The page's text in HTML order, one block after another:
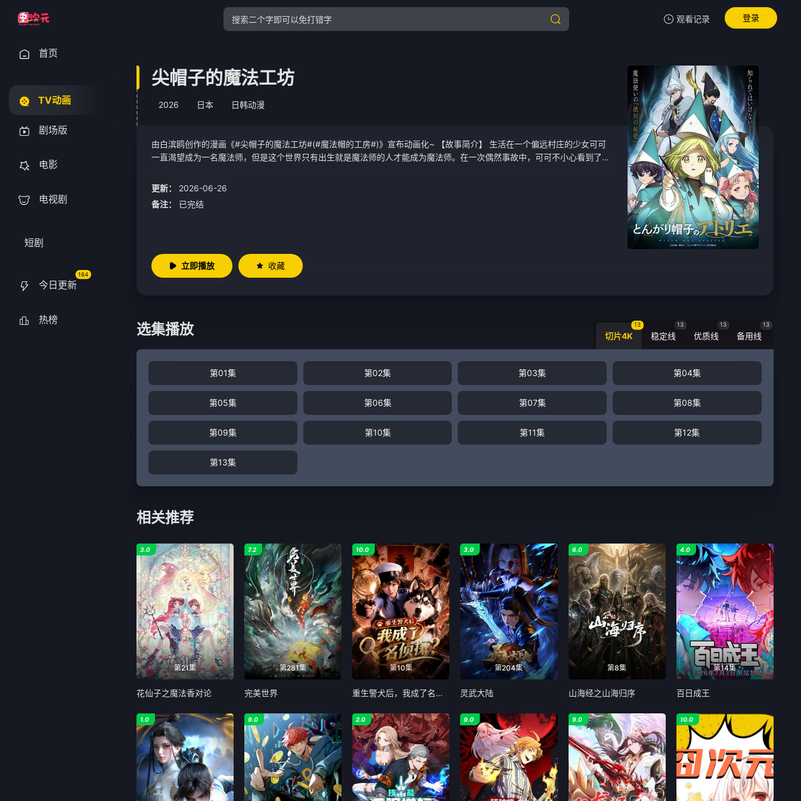
观看记录
暂无观看影片的记录
登录
首页
TV动画
剧场版
电影
电视剧
短剧
今日更新
164
热榜
尖帽子的魔法工坊
2026 日本 日韩动漫
由白滨鸥创作的漫画《#尖帽子的魔法工坊#(#魔法帽的工房#)》宣布动画化~ 【故事简介】 生活在一个偏远村庄的少女可可
一直渴望成为一名魔法师，但是这个世界只有出生就是魔法师的人才能成为魔法师。在一次偶然事故中，可可不小心看到了魔
本绘本，不料却用出了强大而危险的禁忌魔法，将自己的母亲与房子都变成了石头。发现了自己不小心将魔法真相泄露而返回
状。
更新：
2026-06-26
备注：
已完结
立即播放 收藏
选集播放 切片4K
13
稳定线
13
优质线
13
备用线
13
第01集 第02集 第03集 第04集
第05集 第06集 第07集 第08集
第09集 第10集 第11集 第12集
第13集
相关推荐
第21集
3.0
花仙子之魔法香对论
第281集
7.2
完美世界
第10集
10.0
重生警犬后，我成了名侦探？
第204集
3.0
灵武大陆
第8集
6.0
山海经之山海归序
第14集
4.0
百日成王
1.0 9.0 2.0 9.0 9.0 10.0